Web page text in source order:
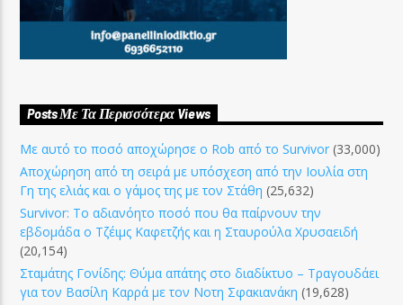
Posts Με Τα Περισσότερα Views
Με αυτό το ποσό αποχώρησε ο Rob από το Survivor (33,000)
Αποχώρηση από τη σειρά με υπόσχεση από την Ιουλία στη
Γη της ελιάς και ο γάμος της με τον Στάθη (25,632)
Survivor: Το αδιανόητο ποσό που θα παίρνουν την
εβδομάδα ο Τζέιμς Καφετζής και η Σταυρούλα Χρυσαειδή
(20,154)
Σταμάτης Γονίδης: Θύμα απάτης στο διαδίκτυο – Τραγουδάει
για τον Βασίλη Καρρά με τον Νοτη Σφακιανάκη (19,628)